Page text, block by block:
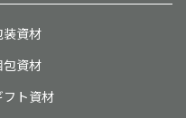
装資材
包資材
フト資材